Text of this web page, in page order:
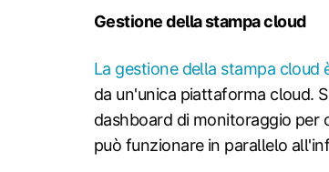
Gestione della stampa cloud
La gestione della stampa cloud
da un'unica piattaforma cloud.
dashboard di monitoraggio per
può funzionare in parallelo